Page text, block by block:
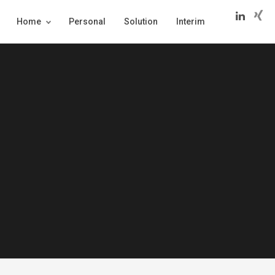
Home Personal Solution Interim